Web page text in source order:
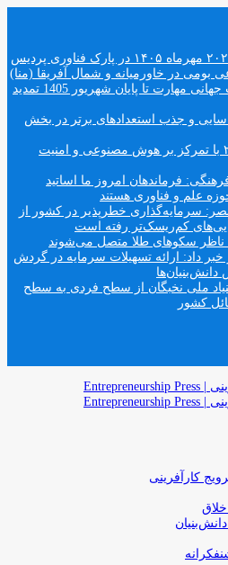
در خاورمیانه و شمال آفریقا (منا)
مهلت ثبت‌نام در مسابقات جهانی مهارت تا پایان شهریور 1405 تمدید
و جذب استعدادهای برتر در بخش
رونمایی پوستر الکامپ ۲۹ با تمرکز بر هوش مصنوعی و امنیت
فرماندهان امروز ما اساتید
علم و فناوری هستند
سرمایه‌گذاری خطرپذیر در کشور از
کم‌ریسک‌تر رفته است
ناظر سکوهای طلا متصل می‌شوند
داد: ارائه تسهیلات سرمایه در گردش
ملی نخبگان از سطح فردی به سطح
کشور
کارآفرینی